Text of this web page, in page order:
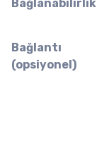
Bağlanabilirlik
Bağlantı
(opsiyonel)